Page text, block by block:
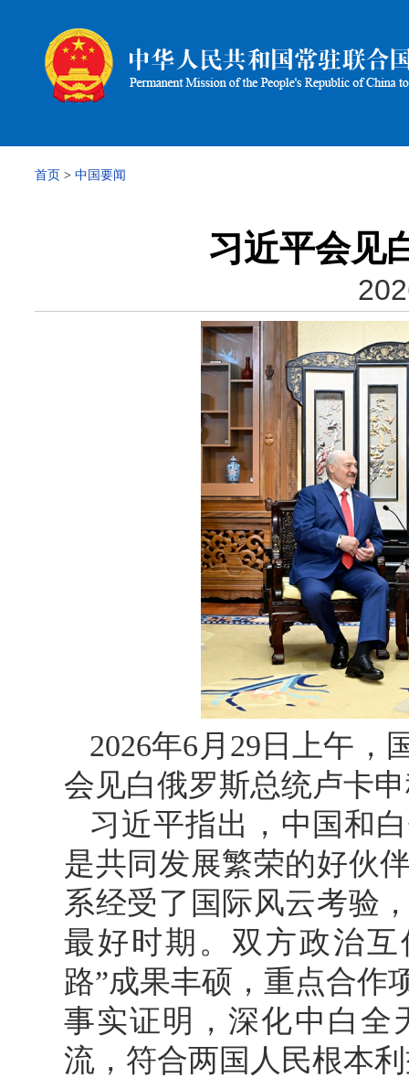
首页 > 中国要闻
习近平会见
2026年6月29日上午，
会见白俄罗斯总统卢卡
习近平指出，中国和
是共同发展繁荣的好伙
系经受了国际风云考验
最好时期。双方政治
路”成果丰硕，重点合作
事实证明，深化中白全
流，符合两国人民根本